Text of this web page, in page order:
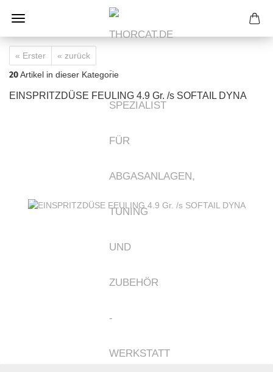
« Erster « zurück
20Artikel in dieser Kategorie
EINSPRITZDÜSE FEULING 4.9 Gr. /s SOFTAIL DYNA